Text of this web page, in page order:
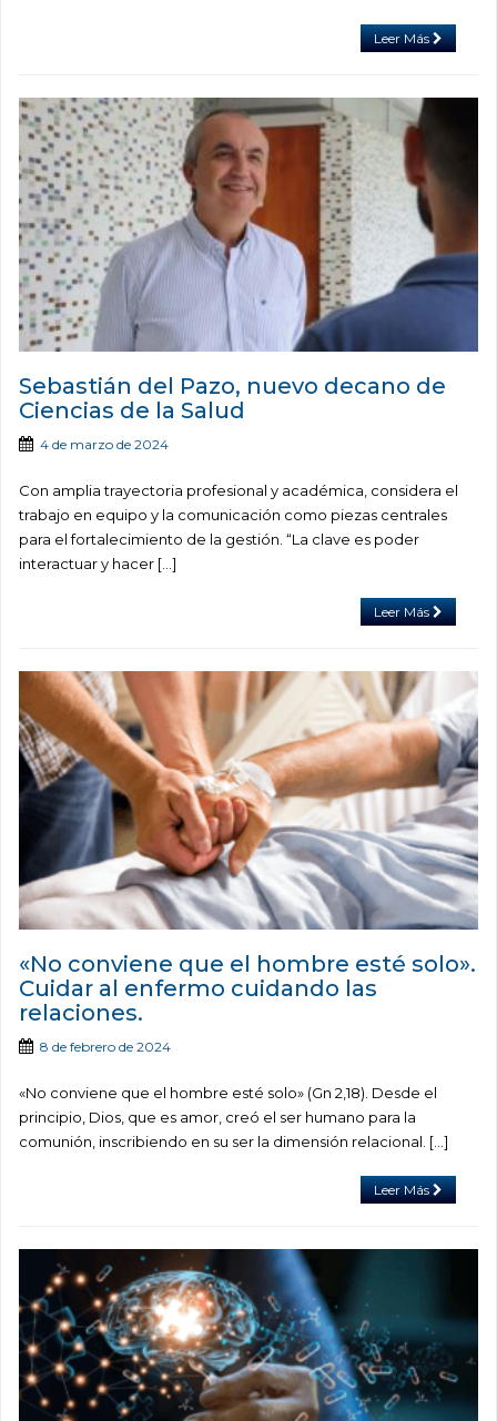
Leer Más
Sebastián del Pazo, nuevo decano de
Ciencias de la Salud
4 de marzo de 2024
Con amplia trayectoria profesional y académica, considera el
trabajo en equipo y la comunicación como piezas centrales
para el fortalecimiento de la gestión. “La clave es poder
interactuar y hacer […]
Leer Más
«No conviene que el hombre esté solo».
Cuidar al enfermo cuidando las
relaciones.
8 de febrero de 2024
«No conviene que el hombre esté solo» (Gn 2,18). Desde el
principio, Dios, que es amor, creó el ser humano para la
comunión, inscribiendo en su ser la dimensión relacional. […]
Leer Más